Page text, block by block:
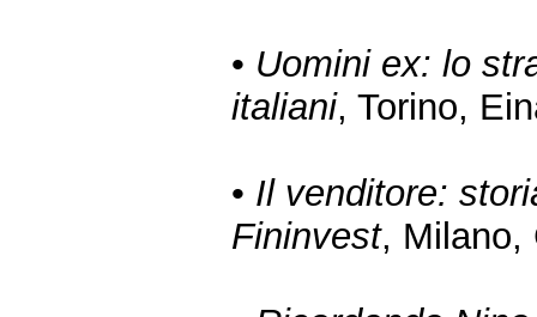
• Uomini ex: lo
italiani, Torino,
• Il venditore:
Fininvest, Milano,